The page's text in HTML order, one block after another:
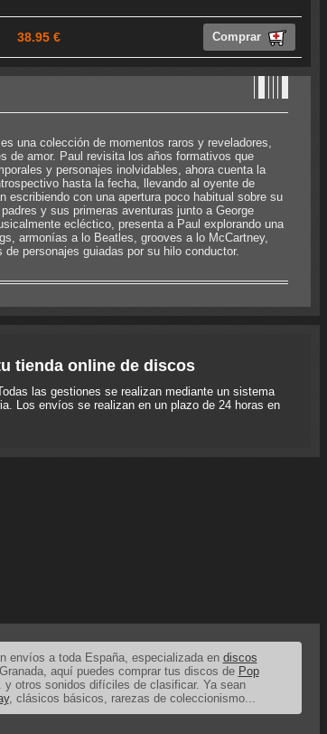
38.95 € Comprar
una colección de momentos raros y reveladores,
de amor. Paul revisita los años formativos que
y personajes inolvidables, ahora cuenta la
hasta la fecha, llevando al oyente de
con una apertura poco habitual sobre su
y sus primeras aventuras junto a George
ecléctico, presenta a Paul explorando una
armonías a lo Beatles, grooves a lo McCartney,
personajes guiadas por su hilo conductor.
tienda online de discos
las gestiones se realizan mediante un sistema
Los envíos se realizan en un plazo de 24 horas en
envíos a toda España, especializada en discos
aquí puedes comprar tus discos de Pop
y otros sonidos difíciles de clasificar. Ya sean
, clásicos básicos, rarezas de coleccionismo...